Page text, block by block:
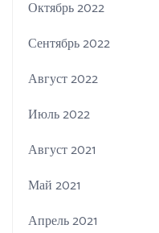
Октябрь 2022
Сентябрь 2022
Август 2022
Июль 2022
Август 2021
Май 2021
Апрель 2021